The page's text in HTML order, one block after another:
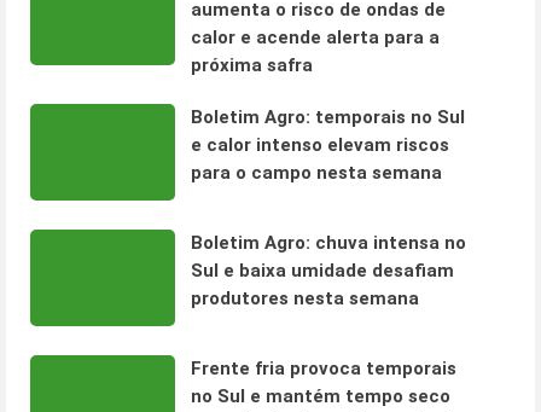
aumenta o risco de ondas de
calor e acende alerta para a
próxima safra
Boletim Agro: temporais no Sul
e calor intenso elevam riscos
para o campo nesta semana
Boletim Agro: chuva intensa no
Sul e baixa umidade desafiam
produtores nesta semana
Frente fria provoca temporais
no Sul e mantém tempo seco